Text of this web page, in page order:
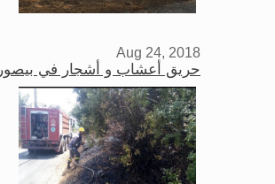
Aug 24, 2018
حريق أعشاب و أشجار في بيصور